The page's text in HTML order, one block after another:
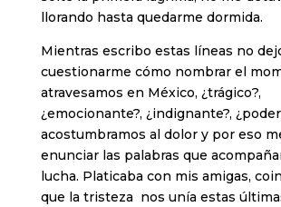
llorando hasta quedarme dormida.
Mientras escribo estas líneas no
cuestionarme cómo nombrar el
atravesamos en México, ¿trágico?,
¿emocionante?, ¿indignante?,
acostumbramos al dolor y por eso
enunciar las palabras que
lucha. Platicaba con mis amigas,
que la tristeza nos unía estas